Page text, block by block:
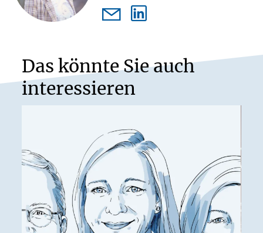
Das könnte Sie auch
interessieren